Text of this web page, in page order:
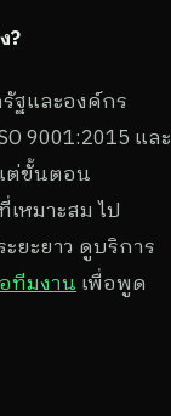
?
ฐและองค์กร
9001:2015 และ
ต่ขั้นตอน
เหมาะสม ไป
ะยะยาว ดูบริการ
ทีมงาน เพื่อพูด